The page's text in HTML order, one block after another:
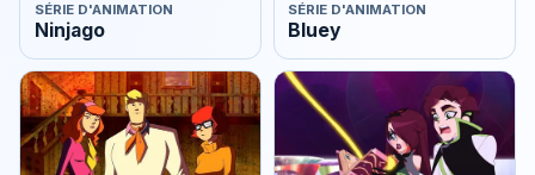
SÉRIE D'ANIMATION
Ninjago
SÉRIE D'ANIMATION
Bluey